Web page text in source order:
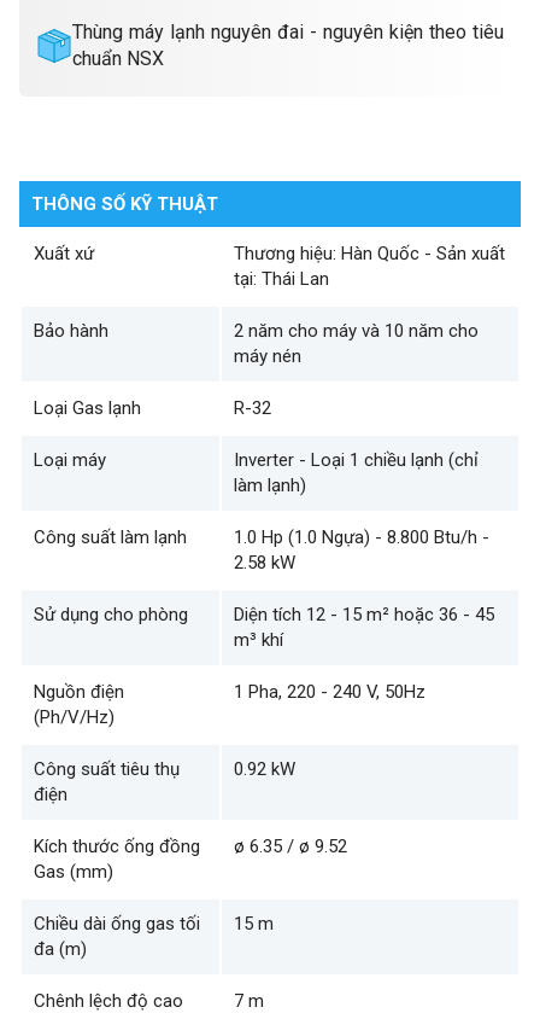
Thùng máy lạnh nguyên đai - nguyên kiện theo tiêu
chuẩn NSX
THÔNG SỐ KỸ THUẬT
Xuất xứ
Thương hiệu: Hàn Quốc - Sản xuất
tại: Thái Lan
Bảo hành
2 năm cho máy và 10 năm cho
máy nén
Loại Gas lạnh R-32
Loại máy
Inverter - Loại 1 chiều lạnh (chỉ
làm lạnh)
Công suất làm lạnh
1.0 Hp (1.0 Ngựa) - 8.800 Btu/h -
2.58 kW
Sử dụng cho phòng
Diện tích 12 - 15 m² hoặc 36 - 45
m³ khí
Nguồn điện
(Ph/V/Hz)
1 Pha, 220 - 240 V, 50Hz
Công suất tiêu thụ
điện
0.92 kW
Kích thước ống đồng
Gas (mm)
ø 6.35 / ø 9.52
Chiều dài ống gas tối
đa (m)
15 m
Chênh lệch độ cao 7 m